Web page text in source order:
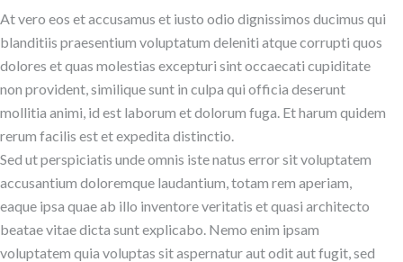
At vero eos et accusamus et iusto odio dignissimos ducimus qui
blanditiis praesentium voluptatum deleniti atque corrupti quos
dolores et quas molestias excepturi sint occaecati cupiditate
non provident, similique sunt in culpa qui officia deserunt
mollitia animi, id est laborum et dolorum fuga. Et harum quidem
rerum facilis est et expedita distinctio.
Sed ut perspiciatis unde omnis iste natus error sit voluptatem
accusantium doloremque laudantium, totam rem aperiam,
eaque ipsa quae ab illo inventore veritatis et quasi architecto
beatae vitae dicta sunt explicabo. Nemo enim ipsam
voluptatem quia voluptas sit aspernatur aut odit aut fugit, sed